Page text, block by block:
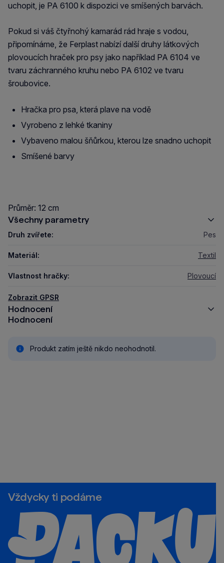
uchopit, je PA 6100 k dispozici ve smíšených barvách.
Pokud si váš čtyřnohý kamarád rád hraje s vodou,
připomínáme, že Ferplast nabízí další druhy látkových
plovoucích hraček pro psy jako například PA 6104 ve
tvaru záchranného kruhu nebo PA 6102 ve tvaru
šroubovice.
Hračka pro psa, která plave na vodě
Vyrobeno z lehké tkaniny
Vybaveno malou šňůrkou, kterou lze snadno uchopit
Smíšené barvy
Průměr: 12 cm
Všechny parametry
Druh zvířete: Pes
Materiál: Textil
Vlastnost hračky: Plovoucí
Zobrazit GPSR
Hodnocení
Hodnocení
Produkt zatím ještě nikdo neohodnotil.
Vždycky ti podáme